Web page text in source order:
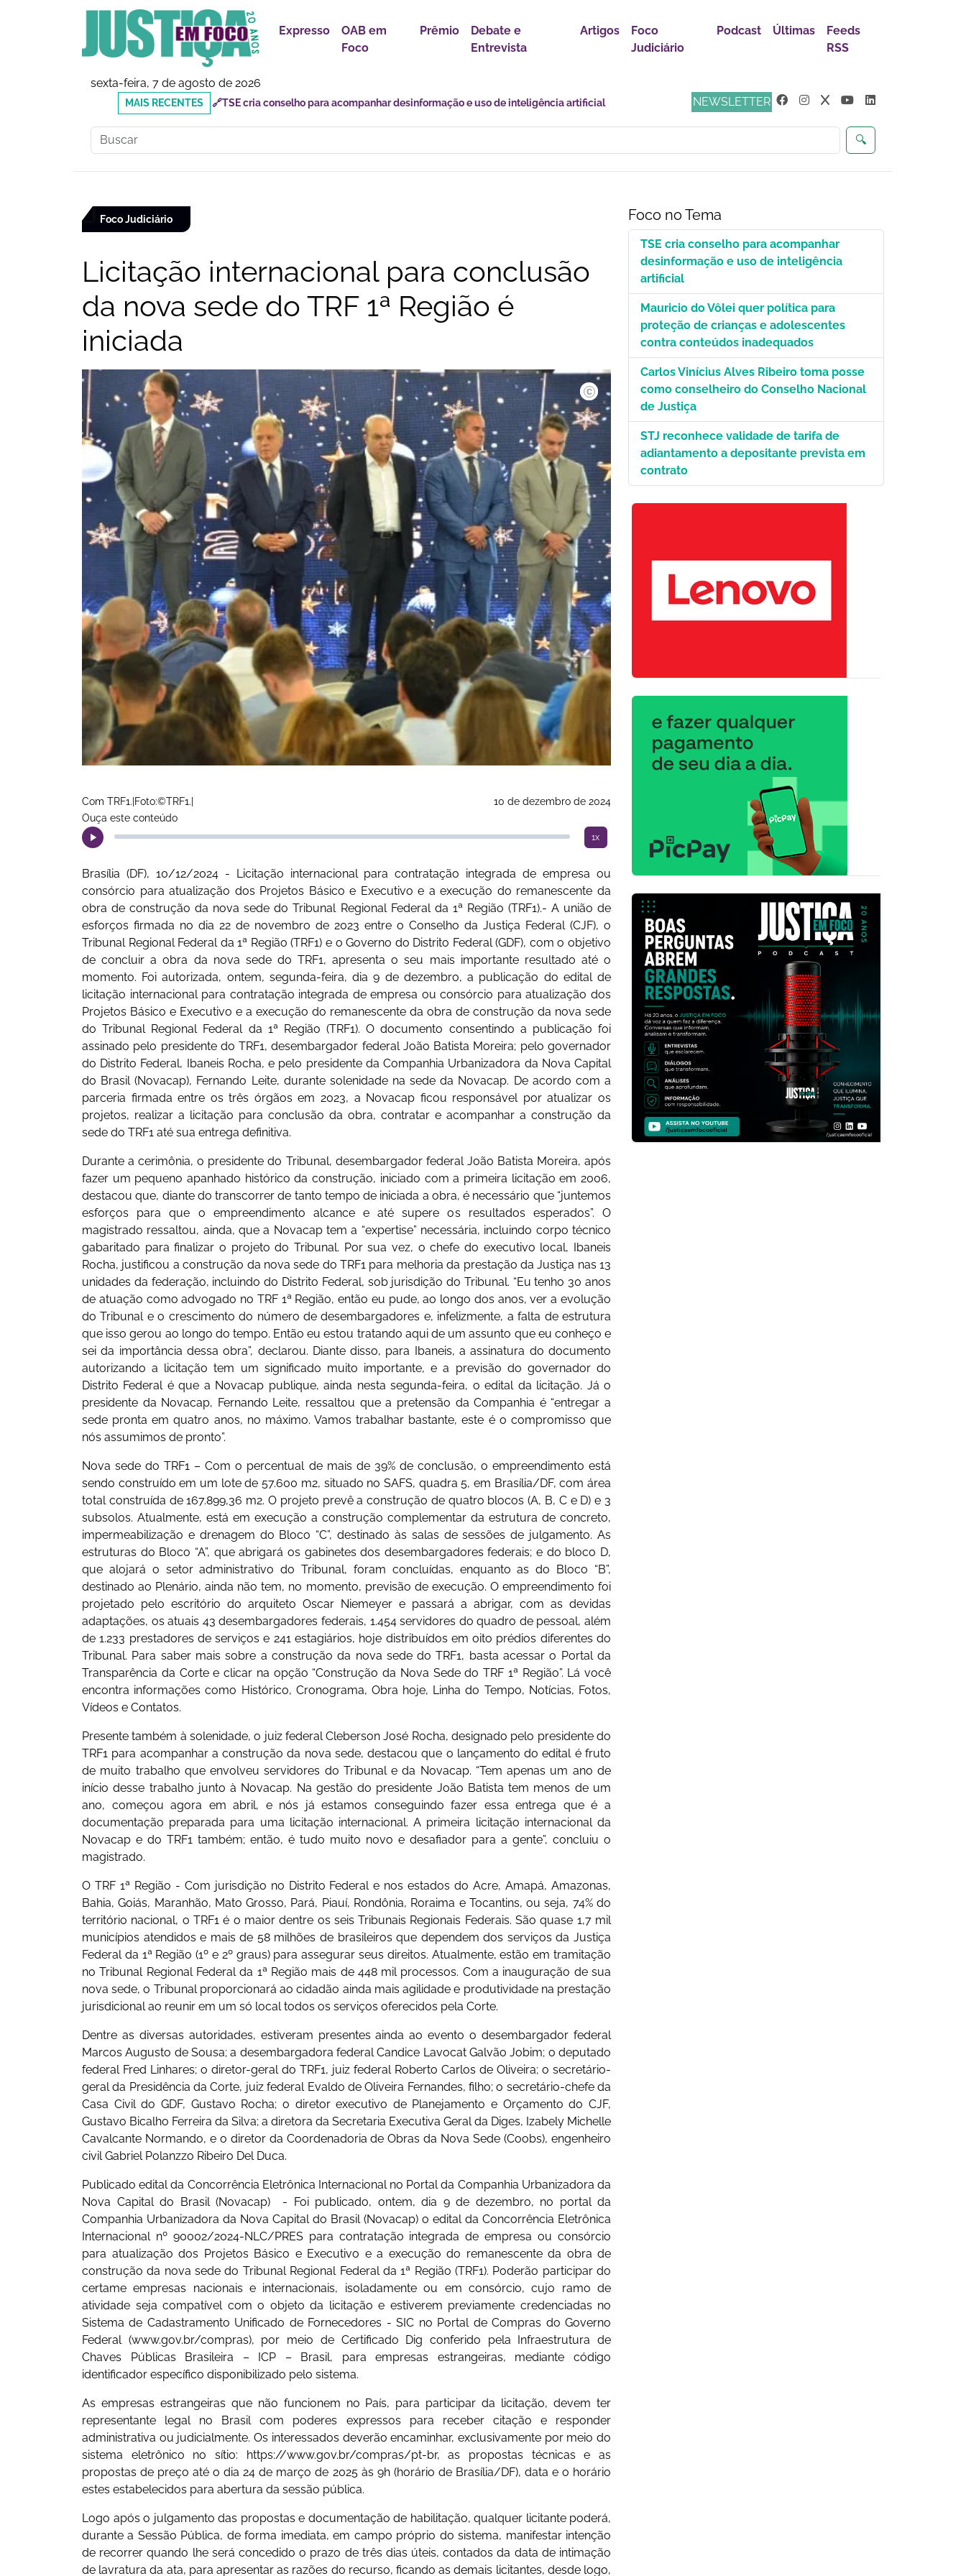
Expresso
OAB em
Foco
Prêmio
Debate e
Entrevista
Artigos
Foco
Judiciário
Podcast Últimas
Feeds
RSS
sexta-feira, 7 de agosto de 2026
NEWSLETTER
🔍
MAIS
RECENTES
🔗Mauricio do Vôlei quer política para proteção de crianças e adolescentes contra conteúdos
inadequados
Foco Judiciário
Licitação internacional para conclusão
da nova sede do TRF 1ª Região é
iniciada
Com TRF1.|Foto:©TRF1.|
10 de dezembro de 2024
Ouça este conteúdo
1x
Brasília (DF), 10/12/2024 - Licitação internacional para contratação integrada de empresa ou
consórcio para atualização dos Projetos Básico e Executivo e a execução do remanescente da
obra de construção da nova sede do Tribunal Regional Federal da 1ª Região (TRF1).- A união de
esforços firmada no dia 22 de novembro de 2023 entre o Conselho da Justiça Federal (CJF), o
Tribunal Regional Federal da 1ª Região (TRF1) e o Governo do Distrito Federal (GDF), com o objetivo
de concluir a obra da nova sede do TRF1, apresenta o seu mais importante resultado até o
momento. Foi autorizada, ontem, segunda-feira, dia 9 de dezembro, a publicação do edital de
licitação internacional para contratação integrada de empresa ou consórcio para atualização dos
Projetos Básico e Executivo e a execução do remanescente da obra de construção da nova sede
do Tribunal Regional Federal da 1ª Região (TRF1). O documento consentindo a publicação foi
assinado pelo presidente do TRF1, desembargador federal João Batista Moreira; pelo governador
do Distrito Federal, Ibaneis Rocha, e pelo presidente da Companhia Urbanizadora da Nova Capital
do Brasil (Novacap), Fernando Leite, durante solenidade na sede da Novacap. De acordo com a
parceria firmada entre os três órgãos em 2023, a Novacap ficou responsável por atualizar os
projetos, realizar a licitação para conclusão da obra, contratar e acompanhar a construção da
sede do TRF1 até sua entrega definitiva.
Durante a cerimônia, o presidente do Tribunal, desembargador federal João Batista Moreira, após
fazer um pequeno apanhado histórico da construção, iniciado com a primeira licitação em 2006,
destacou que, diante do transcorrer de tanto tempo de iniciada a obra, é necessário que “juntemos
esforços para que o empreendimento alcance e até supere os resultados esperados”. O
magistrado ressaltou, ainda, que a Novacap tem a “expertise” necessária, incluindo corpo técnico
gabaritado para finalizar o projeto do Tribunal. Por sua vez, o chefe do executivo local, Ibaneis
Rocha, justificou a construção da nova sede do TRF1 para melhoria da prestação da Justiça nas 13
unidades da federação, incluindo do Distrito Federal, sob jurisdição do Tribunal. “Eu tenho 30 anos
de atuação como advogado no TRF 1ª Região, então eu pude, ao longo dos anos, ver a evolução
do Tribunal e o crescimento do número de desembargadores e, infelizmente, a falta de estrutura
que isso gerou ao longo do tempo. Então eu estou tratando aqui de um assunto que eu conheço e
sei da importância dessa obra”, declarou. Diante disso, para Ibaneis, a assinatura do documento
autorizando a licitação tem um significado muito importante, e a previsão do governador do
Distrito Federal é que a Novacap publique, ainda nesta segunda-feira, o edital da licitação. Já o
presidente da Novacap, Fernando Leite, ressaltou que a pretensão da Companhia é “entregar a
sede pronta em quatro anos, no máximo. Vamos trabalhar bastante, este é o compromisso que
nós assumimos de pronto”.
Nova sede do TRF1 – Com o percentual de mais de 39% de conclusão, o empreendimento está
sendo construído em um lote de 57.600 m2, situado no SAFS, quadra 5, em Brasília/DF, com área
total construída de 167.899,36 m2. O projeto prevê a construção de quatro blocos (A, B, C e D) e 3
subsolos. Atualmente, está em execução a construção complementar da estrutura de concreto,
impermeabilização e drenagem do Bloco “C”, destinado às salas de sessões de julgamento. As
estruturas do Bloco “A”, que abrigará os gabinetes dos desembargadores federais; e do bloco D,
que alojará o setor administrativo do Tribunal, foram concluídas, enquanto as do Bloco “B”,
destinado ao Plenário, ainda não tem, no momento, previsão de execução. O empreendimento foi
projetado pelo escritório do arquiteto Oscar Niemeyer e passará a abrigar, com as devidas
adaptações, os atuais 43 desembargadores federais, 1.454 servidores do quadro de pessoal, além
de 1.233 prestadores de serviços e 241 estagiários, hoje distribuídos em oito prédios diferentes do
Tribunal. Para saber mais sobre a construção da nova sede do TRF1, basta acessar o Portal da
Transparência da Corte e clicar na opção “Construção da Nova Sede do TRF 1ª Região”. Lá você
encontra informações como Histórico, Cronograma, Obra hoje, Linha do Tempo, Notícias, Fotos,
Vídeos e Contatos.
Presente também à solenidade, o juiz federal Cleberson José Rocha, designado pelo presidente do
TRF1 para acompanhar a construção da nova sede, destacou que o lançamento do edital é fruto
de muito trabalho que envolveu servidores do Tribunal e da Novacap. “Tem apenas um ano de
início desse trabalho junto à Novacap. Na gestão do presidente João Batista tem menos de um
ano, começou agora em abril, e nós já estamos conseguindo fazer essa entrega que é a
documentação preparada para uma licitação internacional. A primeira licitação internacional da
Novacap e do TRF1 também; então, é tudo muito novo e desafiador para a gente”, concluiu o
magistrado.
O TRF 1ª Região - Com jurisdição no Distrito Federal e nos estados do Acre, Amapá, Amazonas,
Bahia, Goiás, Maranhão, Mato Grosso, Pará, Piauí, Rondônia, Roraima e Tocantins, ou seja, 74% do
território nacional, o TRF1 é o maior dentre os seis Tribunais Regionais Federais. São quase 1,7 mil
municípios atendidos e mais de 58 milhões de brasileiros que dependem dos serviços da Justiça
Federal da 1ª Região (1º e 2º graus) para assegurar seus direitos. Atualmente, estão em tramitação
no Tribunal Regional Federal da 1ª Região mais de 448 mil processos. Com a inauguração de sua
nova sede, o Tribunal proporcionará ao cidadão ainda mais agilidade e produtividade na prestação
jurisdicional ao reunir em um só local todos os serviços oferecidos pela Corte.
Dentre as diversas autoridades, estiveram presentes ainda ao evento o desembargador federal
Marcos Augusto de Sousa; a desembargadora federal Candice Lavocat Galvão Jobim; o deputado
federal Fred Linhares; o diretor-geral do TRF1, juiz federal Roberto Carlos de Oliveira; o secretário-
geral da Presidência da Corte, juiz federal Evaldo de Oliveira Fernandes, filho; o secretário-chefe da
Casa Civil do GDF, Gustavo Rocha; o diretor executivo de Planejamento e Orçamento do CJF,
Gustavo Bicalho Ferreira da Silva; a diretora da Secretaria Executiva Geral da Diges, Izabely Michelle
Cavalcante Normando, e o diretor da Coordenadoria de Obras da Nova Sede (Coobs), engenheiro
civil Gabriel Polanzzo Ribeiro Del Duca.
Publicado edital da Concorrência Eletrônica Internacional no Portal da Companhia Urbanizadora da
Nova Capital do Brasil (Novacap) - Foi publicado, ontem, dia 9 de dezembro, no portal da
Companhia Urbanizadora da Nova Capital do Brasil (Novacap) o edital da Concorrência Eletrônica
Internacional nº 90002/2024-NLC/PRES para contratação integrada de empresa ou consórcio
para atualização dos Projetos Básico e Executivo e a execução do remanescente da obra de
construção da nova sede do Tribunal Regional Federal da 1ª Região (TRF1). Poderão participar do
certame empresas nacionais e internacionais, isoladamente ou em consórcio, cujo ramo de
atividade seja compatível com o objeto da licitação e estiverem previamente credenciadas no
Sistema de Cadastramento Unificado de Fornecedores - SIC no Portal de Compras do Governo
Federal (www.gov.br/compras), por meio de Certificado Dig conferido pela Infraestrutura de
Chaves Públicas Brasileira – ICP – Brasil, para empresas estrangeiras, mediante código
identificador específico disponibilizado pelo sistema.
As empresas estrangeiras que não funcionem no País, para participar da licitação, devem ter
representante legal no Brasil com poderes expressos para receber citação e responder
administrativa ou judicialmente. Os interessados deverão encaminhar, exclusivamente por meio do
sistema eletrônico no sítio: https://www.gov.br/compras/pt-br, as propostas técnicas e as
propostas de preço até o dia 24 de março de 2025 às 9h (horário de Brasília/DF), data e o horário
estes estabelecidos para abertura da sessão pública.
Logo após o julgamento das propostas e documentação de habilitação, qualquer licitante poderá,
durante a Sessão Pública, de forma imediata, em campo próprio do sistema, manifestar intenção
de recorrer quando lhe será concedido o prazo de três dias úteis, contados da data de intimação
de lavratura da ata, para apresentar as razões do recurso, ficando as demais licitantes, desde logo,
Foco no Tema
TSE cria conselho para acompanhar
desinformação e uso de inteligência
artificial
Mauricio do Vôlei quer política para
proteção de crianças e adolescentes
contra conteúdos inadequados
Carlos Vinícius Alves Ribeiro toma posse
como conselheiro do Conselho Nacional
de Justiça
STJ reconhece validade de tarifa de
adiantamento a depositante prevista em
contrato